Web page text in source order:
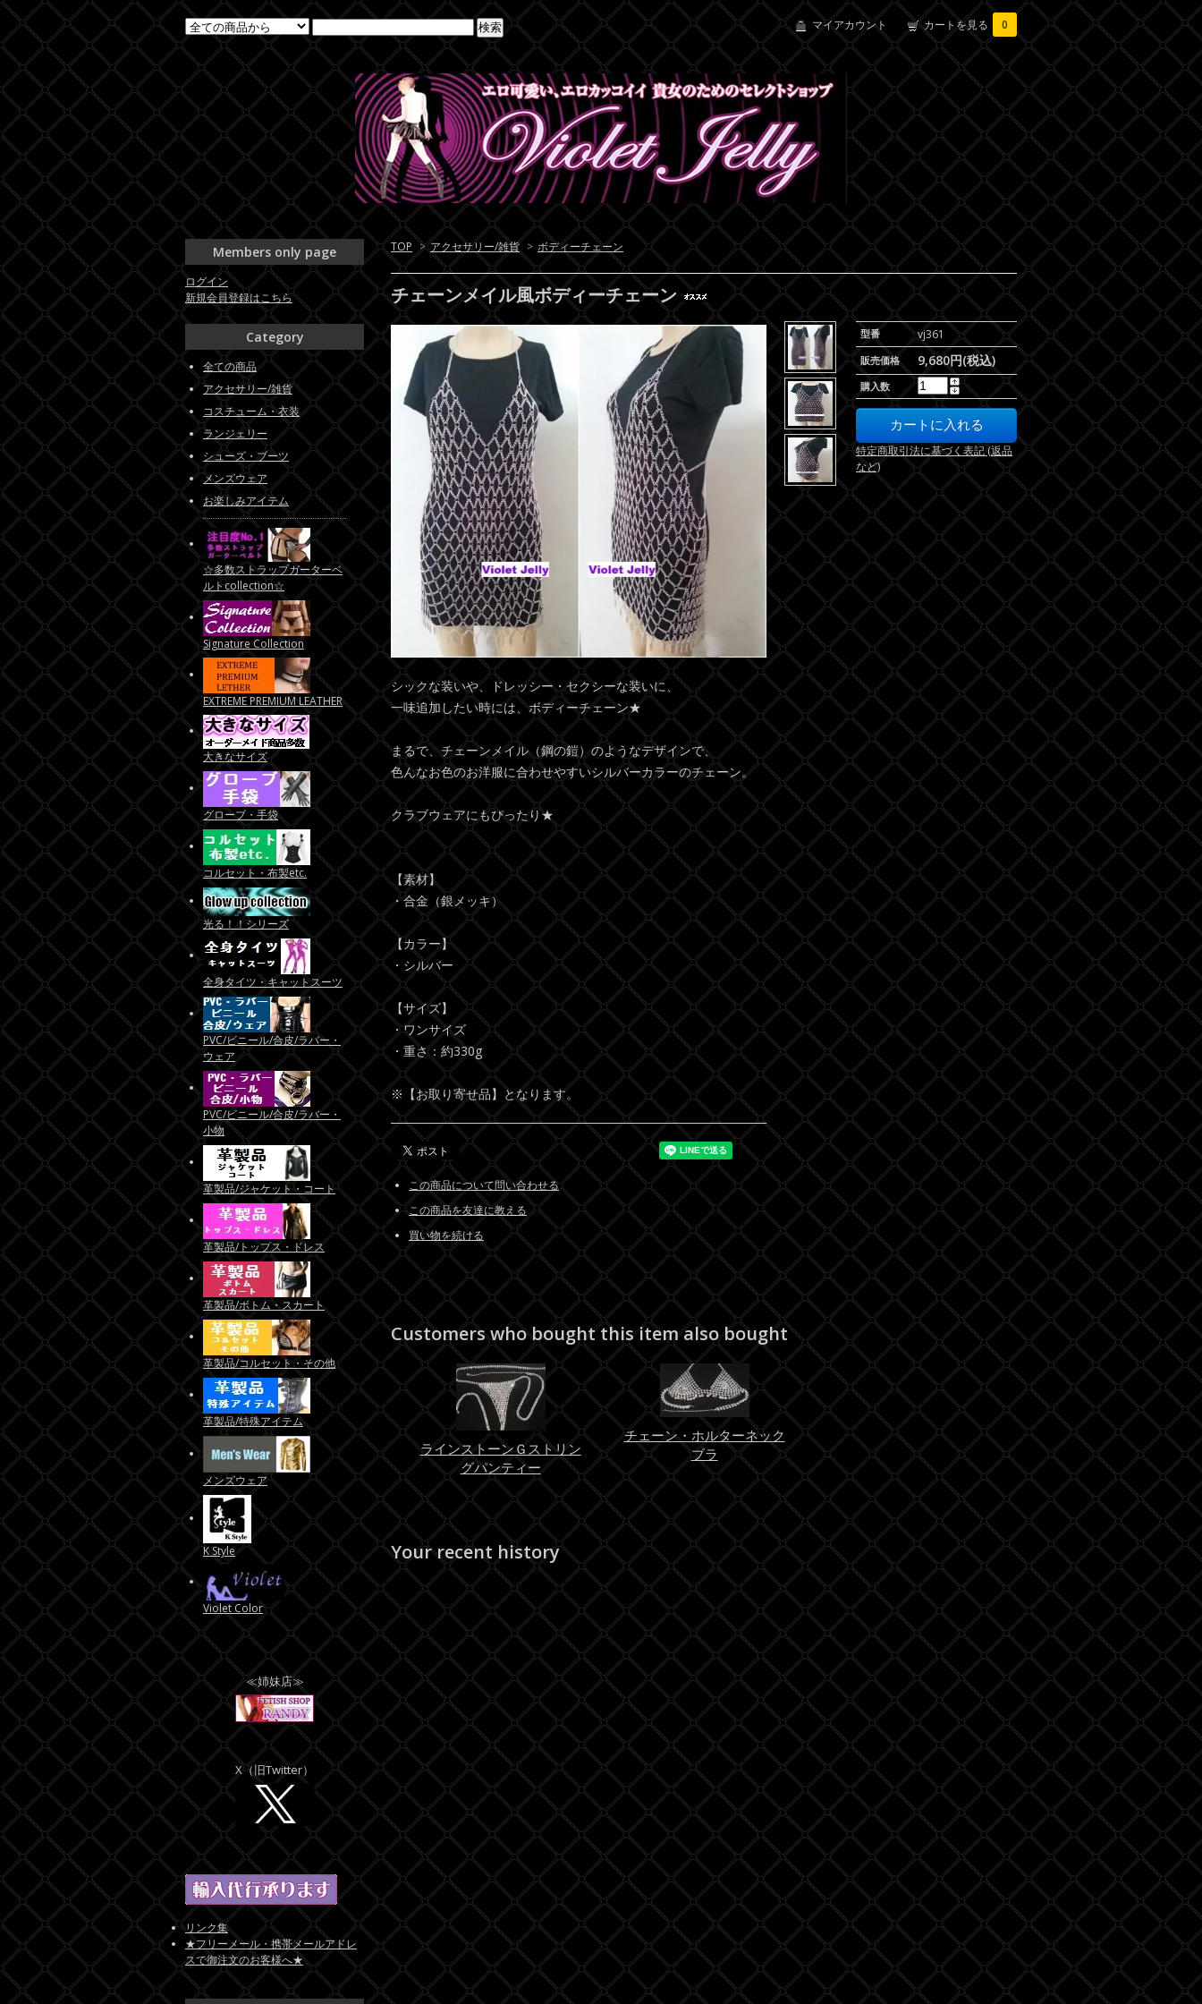
マイアカウント カートを見る 0
TOP > アクセサリー/雑貨 > ボディーチェーン
チェーンメイル風ボディーチェーン
型番 vj361
販売価格 9,680円(税込)
購入数
特定商取引法に基づく表記 (返品
など)
シックな装いや、ドレッシー・セクシーな装いに、
一味追加したい時には、ボディーチェーン★
まるで、チェーンメイル（鋼の鎧）のようなデザインで、
色んなお色のお洋服に合わせやすいシルバーカラーのチェーン。
クラブウェアにもぴったり★
【素材】
・合金（銀メッキ）
【カラー】
・シルバー
【サイズ】
・ワンサイズ
・重さ：約330g
※【お取り寄せ品】となります。
この商品について問い合わせる
この商品を友達に教える
買い物を続ける
Customers who bought this item also bought
ラインストーンＧストリン
グパンティー
チェーン・ホルターネック
ブラ
Your recent history
Members only page
ログイン
新規会員登録はこちら
Category
全ての商品
アクセサリー/雑貨
コスチューム・衣装
ランジェリー
シューズ・ブーツ
メンズウェア
お楽しみアイテム
☆多数ストラップガーターベ
ルトcollection☆
Signature Collection
EXTREME PREMIUM LEATHER
大きなサイズ
グローブ・手袋
コルセット・布製etc.
光る！！シリーズ
全身タイツ・キャットスーツ
PVC/ビニール/合皮/ラバー・
ウェア
PVC/ビニール/合皮/ラバー・
小物
革製品/ジャケット・コート
革製品/トップス・ドレス
革製品/ボトム・スカート
革製品/コルセット・その他
革製品/特殊アイテム
メンズウェア
K Style
Violet Color
≪姉妹店≫
X（旧Twitter）
リンク集
★フリーメール・携帯メールアドレ
スで御注文のお客様へ★